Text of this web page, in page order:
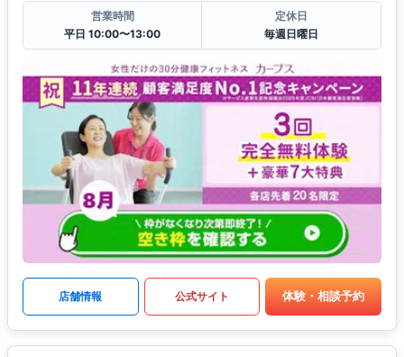
営業時間
平日 10:00〜13:00
定休日
毎週日曜日
店舗情報 公式サイト 体験・相談予約